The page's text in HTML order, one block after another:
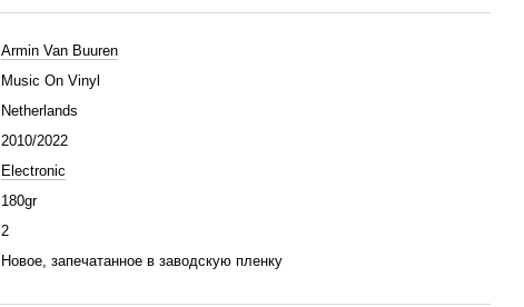
Armin Van Buuren
Music On Vinyl
Netherlands
2010/2022
Electronic
180gr
2
Новое, запечатанное в заводскую пленку